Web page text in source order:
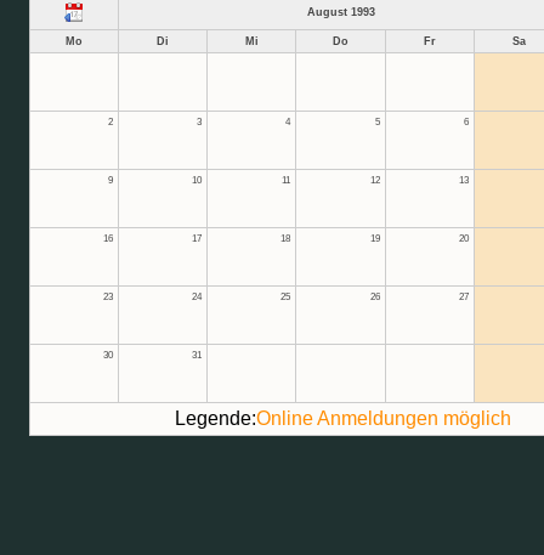
August 1993
Mo Di Mi Do Fr Sa
2 3 4 5 6
9 10 11 12 13
16 17 18 19 20
23 24 25 26 27
30 31
Legende:Online Anmeldungen möglich